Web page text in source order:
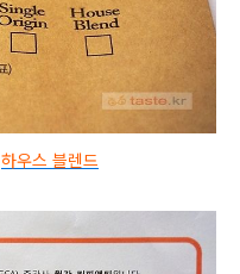
하우스 블렌드